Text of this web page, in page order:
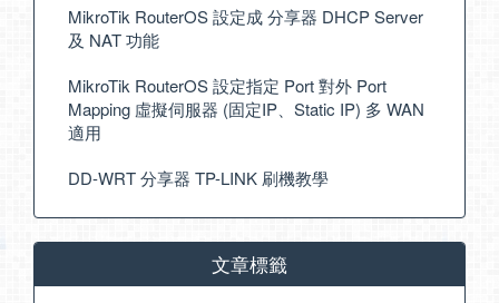
MikroTik RouterOS 設定成 分享器 DHCP Server
及 NAT 功能
MikroTik RouterOS 設定指定 Port 對外 Port
Mapping 虛擬伺服器 (固定IP、Static IP) 多 WAN
適用
DD-WRT 分享器 TP-LINK 刷機教學
文章標籤